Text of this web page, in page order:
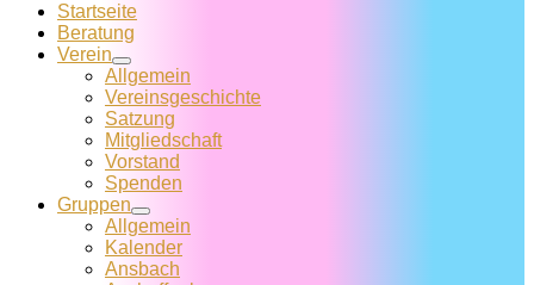
Startseite
Beratung
Verein
Allgemein
Vereins­geschichte
Satzung
Mitglied­schaft
Vorstand
Spenden
Gruppen
Allgemein
Kalender
Ansbach